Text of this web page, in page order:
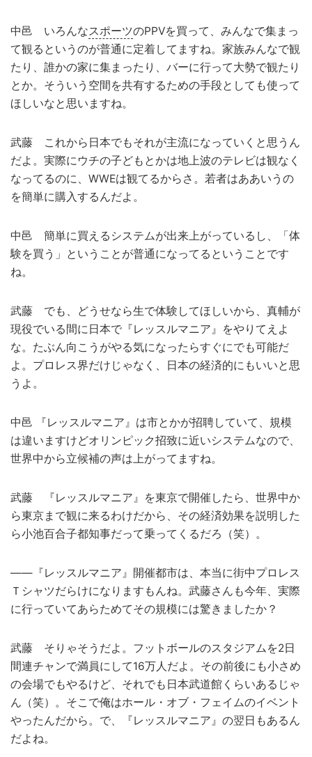
中邑 いろんなスポーツのPPVを買って、みんなで集まっ
て観るというのが普通に定着してますね。家族みんなで観
たり、誰かの家に集まったり、バーに行って大勢で観たり
とか。そういう空間を共有するための手段としても使って
ほしいなと思いますね。
武藤 これから日本でもそれが主流になっていくと思うん
だよ。実際にウチの子どもとかは地上波のテレビは観なく
なってるのに、WWEは観てるからさ。若者はああいうの
を簡単に購入するんだよ。
中邑 簡単に買えるシステムが出来上がっているし、「体
験を買う」ということが普通になってるということです
ね。
武藤 でも、どうせなら生で体験してほしいから、真輔が
現役でいる間に日本で『レッスルマニア』をやりてえよ
な。たぶん向こうがやる気になったらすぐにでも可能だ
よ。プロレス界だけじゃなく、日本の経済的にもいいと思
うよ。
中邑 『レッスルマニア』は市とかが招聘していて、規模
は違いますけどオリンピック招致に近いシステムなので、
世界中から立候補の声は上がってますね。
武藤 『レッスルマニア』を東京で開催したら、世界中か
ら東京まで観に来るわけだから、その経済効果を説明した
ら小池百合子都知事だって乗ってくるだろ（笑）。
――『レッスルマニア』開催都市は、本当に街中プロレス
Ｔシャツだらけになりますもんね。武藤さんも今年、実際
に行っていてあらためてその規模には驚きましたか？
武藤 そりゃそうだよ。フットボールのスタジアムを2日
間連チャンで満員にして16万人だよ。その前後にも小さめ
の会場でもやるけど、それでも日本武道館くらいあるじゃ
ん（笑）。そこで俺はホール・オブ・フェイムのイベント
やったんだから。で、『レッスルマニア』の翌日もあるん
だよね。